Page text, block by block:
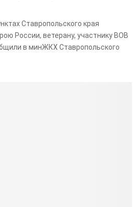
Ставропольского края
России, ветерану, участнику ВОВ
в минЖКХ Ставропольского